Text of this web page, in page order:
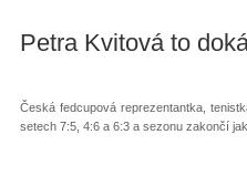
Petra Kvitová to
Česká fedcupová reprezentantka,
setech 7:5, 4:6 a 6:3 a sezonu zakončí